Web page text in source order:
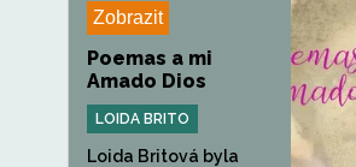
Zobrazit
Poemas a mi
Amado Dios
LOIDA BRITO
Loida Britová byla